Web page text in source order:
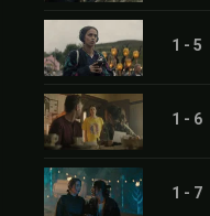
1 - 5
1 - 6
1 - 7